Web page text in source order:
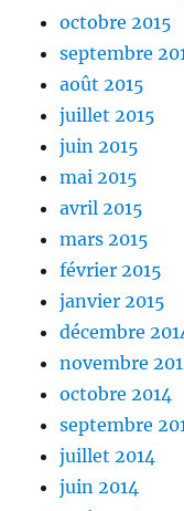
octobre 2015
septembre
août 2015
juillet 2015
juin 2015
mai 2015
avril 2015
mars 2015
février 2015
janvier 2015
décembre
novembre
octobre 2014
septembre
juillet 2014
juin 2014